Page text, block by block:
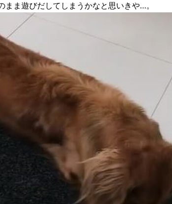
ま遊びだしてしまうかなと思いきや…。